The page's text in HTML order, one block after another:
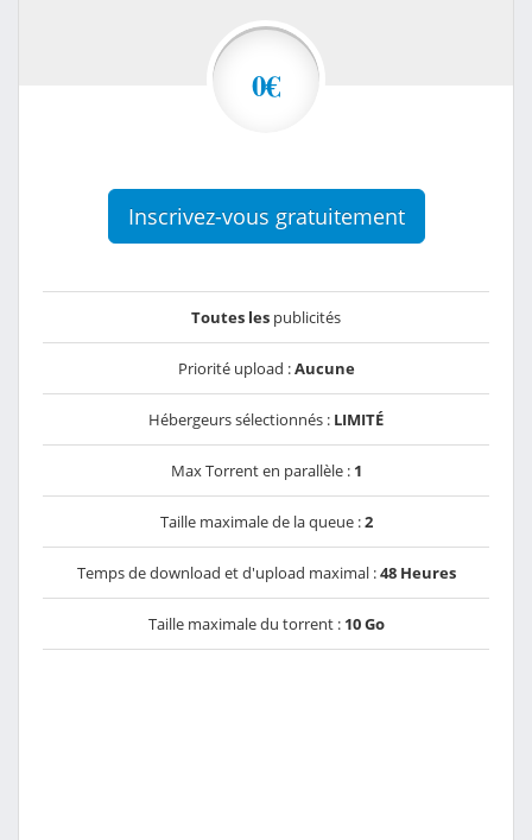
0€
Inscrivez-vous gratuitement
Toutes les publicités
Priorité upload :Aucune
Hébergeurs sélectionnés : LIMITÉ
Max Torrent en parallèle : 1
Taille maximale de la queue :2
Temps de download et d'upload maximal :48 Heures
Taille maximale du torrent : 10 Go